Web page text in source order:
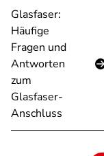
Glasfaser:
Häufige
Fragen und
Antworten
zum
Glasfaser-
Anschluss